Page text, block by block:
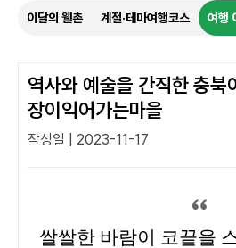
특별한 순간을 여행 속에서
이달의 웰촌 계절·테마여행코스 여행
역사와 예술을 간직한 충북
장이익어가는마을
작성일 | 2023-11-17
쌀쌀한 바람이 코끝을